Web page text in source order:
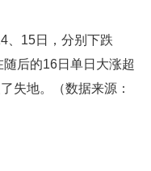
、15日，分别下跌
后的16日单日大涨超
失地。（数据来源：